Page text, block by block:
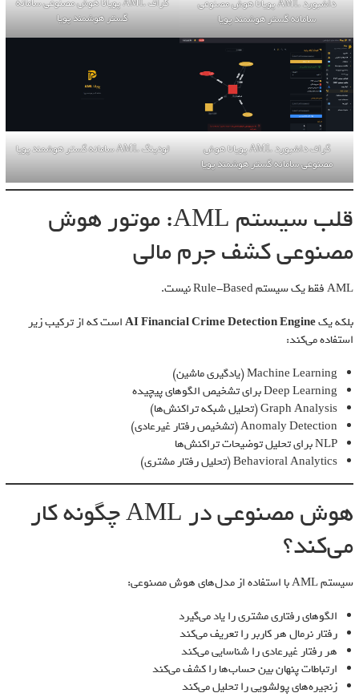
داشبورد AML پویانا هوش مصنوعی
سامانه گستر هوشمند پویا
گراف AML پویانا هوش مصنوعی سامانه
گستر هوشمند پویا
گراف داشبورد AML پویانا هوش
مصنوعی سامانه گستر هوشمند پویا
لودینگ AML سامانه گستر هوشمند پویا
قلب سیستم AML: موتور هوش
مصنوعی کشف جرم مالی
AML فقط یک سیستم Rule-Based نیست.
بلکه یکAI Financial Crime Detection Engineاست که از ترکیب زیر
استفاده می‌کند:
Machine Learning (یادگیری ماشین)
Deep Learning برای تشخیص الگوهای پیچیده
Graph Analysis (تحلیل شبکه تراکنش‌ها)
Anomaly Detection (تشخیص رفتار غیرعادی)
NLP برای تحلیل توضیحات تراکنش‌ها
Behavioral Analytics (تحلیل رفتار مشتری)
هوش مصنوعی در AML چگونه کار
می‌کند؟
سیستم AML با استفاده از مدل‌های هوش مصنوعی:
الگوهای رفتاری مشتری را یاد می‌گیرد
رفتار نرمال هر کاربر را تعریف می‌کند
هر رفتار غیرعادی را شناسایی می‌کند
ارتباطات پنهان بین حساب‌ها را کشف می‌کند
زنجیره‌های پولشویی را تحلیل می‌کند